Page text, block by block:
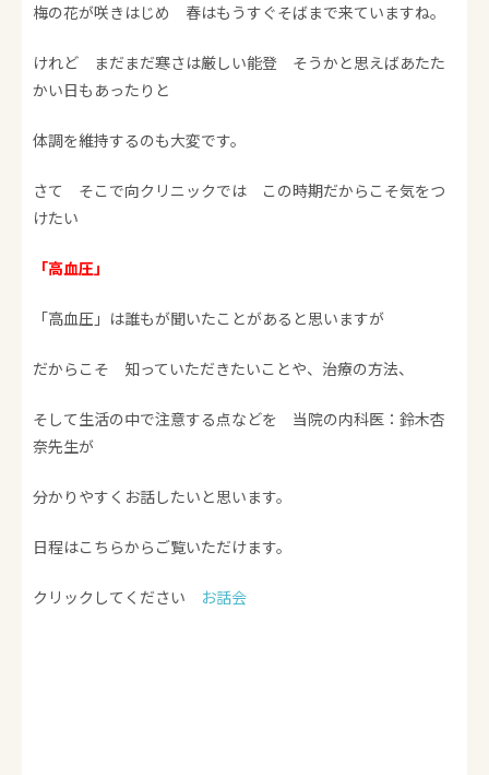
梅の花が咲きはじめ 春はもうすぐそばまで来ていますね。
けれど まだまだ寒さは厳しい能登 そうかと思えばあたた
かい日もあったりと
体調を維持するのも大変です。
さて そこで向クリニックでは この時期だからこそ気をつ
けたい
「高血圧」
「高血圧」は誰もが聞いたことがあると思いますが
だからこそ 知っていただきたいことや、治療の方法、
そして生活の中で注意する点などを 当院の内科医：鈴木杏
奈先生が
分かりやすくお話したいと思います。
日程はこちらからご覧いただけます。
クリックしてください お話会